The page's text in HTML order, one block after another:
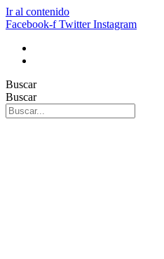
Ir al contenido
Facebook-f Twitter Instagram
Buscar
Buscar